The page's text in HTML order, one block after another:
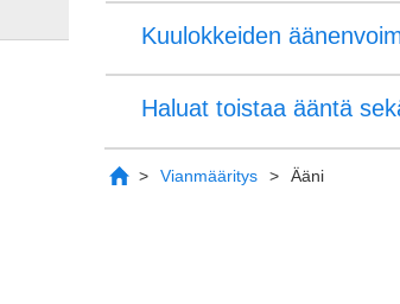
Kuulokkeiden
Haluat toistaa ääntä
Vianmääritys Ääni